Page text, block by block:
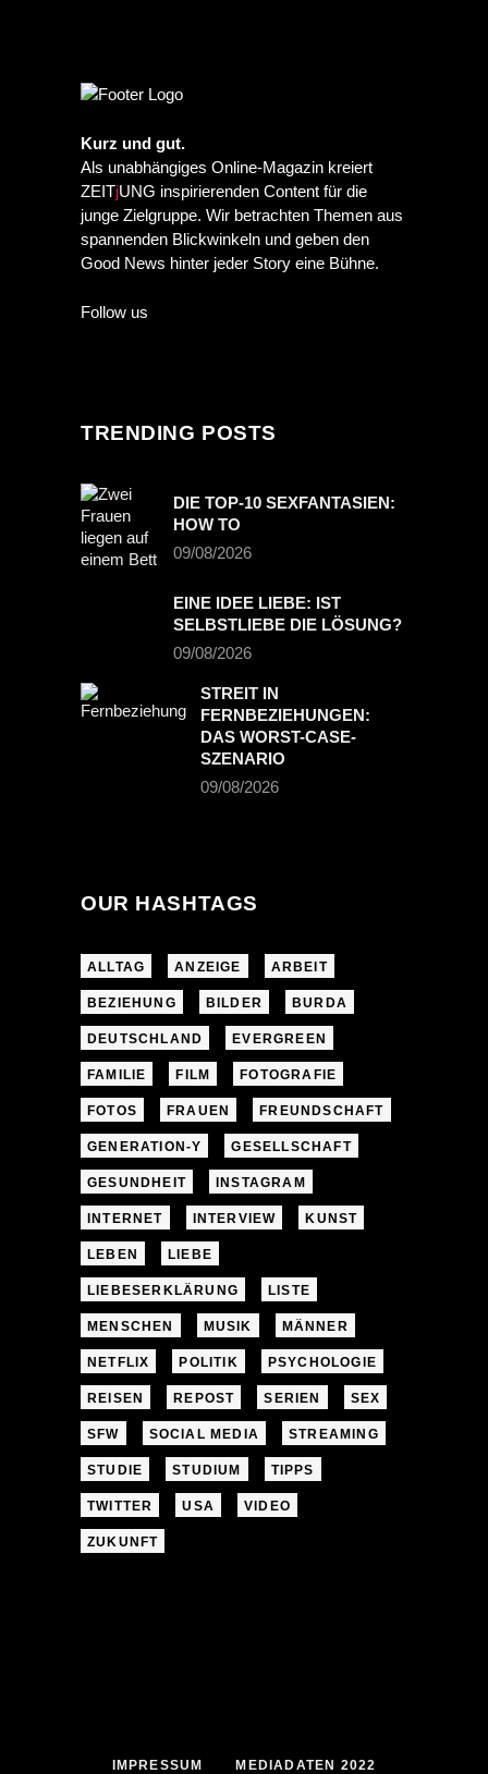
Kurz und gut.
Als unabhängiges Online-Magazin kreiert
ZEITjUNG inspirierenden Content für die
junge Zielgruppe. Wir betrachten Themen aus
spannenden Blickwinkeln und geben den
Good News hinter jeder Story eine Bühne.
Follow us
TRENDING POSTS
DIE TOP-10 SEXFANTASIEN:
HOW TO
09/08/2026
EINE IDEE LIEBE: IST
SELBSTLIEBE DIE LÖSUNG?
09/08/2026
STREIT IN
FERNBEZIEHUNGEN:
DAS WORST-CASE-
SZENARIO
09/08/2026
OUR HASHTAGS
ALLTAG ANZEIGE ARBEIT
BEZIEHUNG BILDER BURDA
DEUTSCHLAND EVERGREEN
FAMILIE FILM FOTOGRAFIE
FOTOS FRAUEN FREUNDSCHAFT
GENERATION-Y GESELLSCHAFT
GESUNDHEIT INSTAGRAM
INTERNET INTERVIEW KUNST
LEBEN LIEBE
LIEBESERKLÄRUNG LISTE
MENSCHEN MUSIK MÄNNER
NETFLIX POLITIK PSYCHOLOGIE
REISEN REPOST SERIEN SEX
SFW SOCIAL MEDIA STREAMING
STUDIE STUDIUM TIPPS
TWITTER USA VIDEO
ZUKUNFT
IMPRESSUM MEDIADATEN 2022